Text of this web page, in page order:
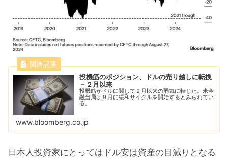
投機筋のポジション、ドルの売り越しに転換
－２月以来
投機筋がドルに関して２月以来の弱気に転じた。米金
融当局は９月に緩和サイクルを開始するとみられてい
る。
www.bloomberg.co.jp
日本人投資家にとってはドル安は資産の目減りとなる